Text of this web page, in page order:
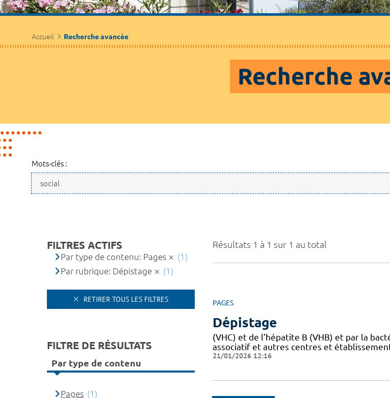
Accueil Recherche avancée
Recherche
Mots-clés :
Résultats 1 à 1 sur 1 au total
PAGES
Dépistage
(VHC) et de l’hépatite B (VHB) et par la
associatif et autres centres et
21/01/2026 12:16
FILTRES ACTIFS
Par type de contenu: Pages
(1)
Par rubrique: Dépistage
(1)
RETIRER TOUS LES FILTRES
FILTRE DE RÉSULTATS
Par type de contenu
Pages (1)